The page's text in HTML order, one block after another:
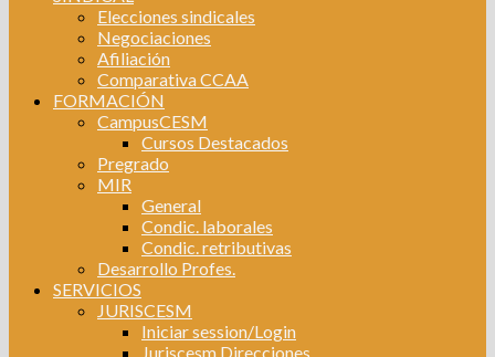
Elecciones sindicales
Negociaciones
Afiliación
Comparativa CCAA
FORMACIÓN
CampusCESM
Cursos Destacados
Pregrado
MIR
General
Condic. laborales
Condic. retributivas
Desarrollo Profes.
SERVICIOS
JURISCESM
Iniciar session/Login
Juriscesm Direcciones